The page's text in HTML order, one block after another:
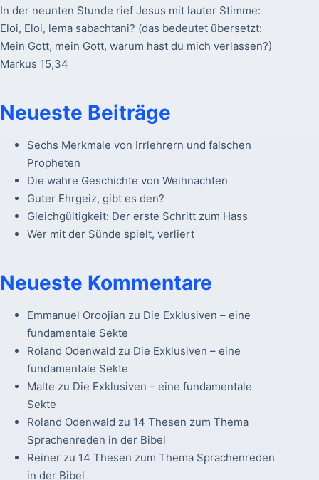
In der neunten Stunde rief Jesus mit lauter Stimme:
Eloi, Eloi, lema sabachtani? (das bedeutet übersetzt:
Mein Gott, mein Gott, warum hast du mich verlassen?)
Markus 15,34
Neueste Beiträge
Sechs Merkmale von Irrlehrern und falschen
Propheten
Die wahre Geschichte von Weihnachten
Guter Ehrgeiz, gibt es den?
Gleichgültigkeit: Der erste Schritt zum Hass
Wer mit der Sünde spielt, verliert
Neueste Kommentare
Emmanuel Oroojian zu Die Exklusiven – eine
fundamentale Sekte
Roland Odenwald zu Die Exklusiven – eine
fundamentale Sekte
Malte zu Die Exklusiven – eine fundamentale
Sekte
Roland Odenwald zu 14 Thesen zum Thema
Sprachenreden in der Bibel
Reinerzu 14 Thesen zum Thema Sprachenreden
in der Bibel